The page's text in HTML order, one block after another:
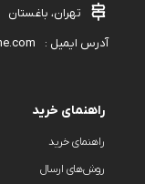
تهران، باغستان
آدرس ایمیل :
راهنمای خرید
راهنمای خرید
روش‌های ارسال